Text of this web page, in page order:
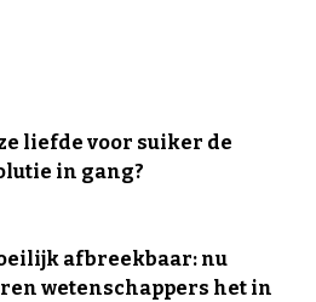
liefde voor suiker de
in gang?
afbreekbaar: nu
wetenschappers het in